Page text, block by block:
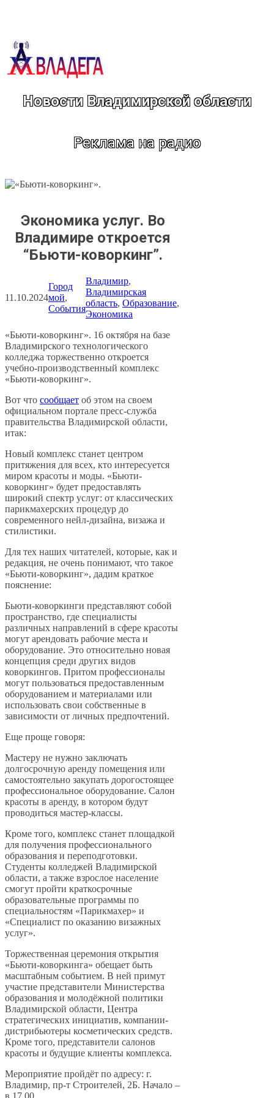
Новости Владимирской области
Реклама на радио
Экономика услуг. Во
Владимире откроется
“Бьюти-коворкинг”.
11.10.2024
Город
мой
События
Владимир
Владимирская
область, Образование
Экономика
«Бьюти-коворкинг». 16 октября на базе
Владимирского технологического
колледжа торжественно откроется
учебно-производственный комплекс
«Бьюти-коворкинг».
Вот что сообщает об этом на своем
официальном портале пресс-служба
правительства Владимирской области,
итак:
Новый комплекс станет центром
притяжения для всех, кто интересуется
миром красоты и моды. «Бьюти-
коворкинг» будет предоставлять
широкий спектр услуг: от классических
парикмахерских процедур до
современного нейл-дизайна, визажа и
стилистики.
Для тех наших читателей, которые, как и
редакция, не очень понимают, что такое
«Бьюти-коворкинг», дадим краткое
пояснение:
Бьюти-коворкинги представляют собой
пространство, где специалисты
различных направлений в сфере красоты
могут арендовать рабочие места и
оборудование. Это относительно новая
концепция среди других видов
коворкингов. Притом профессионалы
могут пользоваться предоставленным
оборудованием и материалами или
использовать свои собственные в
зависимости от личных предпочтений.
Еще проще говоря:
Мастеру не нужно заключать
долгосрочную аренду помещения или
самостоятельно закупать дорогостоящее
профессиональное оборудование. Салон
красоты в аренду, в котором будут
проводиться мастер-классы.
Кроме того, комплекс станет площадкой
для получения профессионального
образования и переподготовки.
Студенты колледжей Владимирской
области, а также взрослое население
смогут пройти краткосрочные
образовательные программы по
специальностям «Парикмахер» и
«Специалист по оказанию визажных
услуг».
Торжественная церемония открытия
«Бьюти-коворкинга» обещает быть
масштабным событием. В ней примут
участие представители Министерства
образования и молодёжной политики
Владимирской области, Центра
стратегических инициатив, компании-
дистрибьютеры косметических средств.
Кроме того, представители салонов
красоты и будущие клиенты комплекса.
Мероприятие пройдёт по адресу: г.
Владимир, пр-т Строителей, 2Б. Начало –